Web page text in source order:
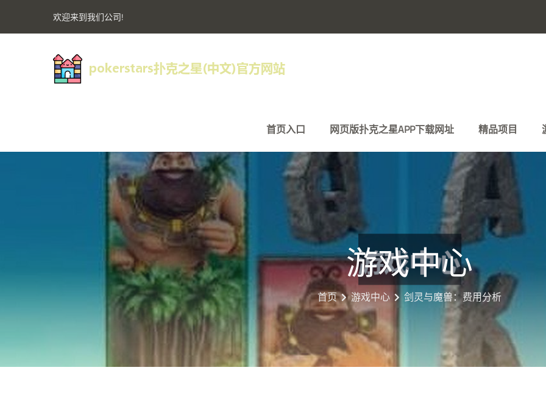
欢迎来到我们公司!
首页入口 网页版扑克之星APP下载网址 精品项目
游戏中心
首页 游戏中心 剑灵与魔兽：费用分析